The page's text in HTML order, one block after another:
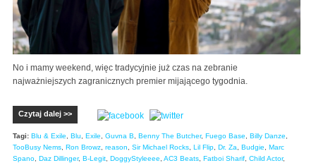
No i mamy weekend, więc tradycyjnie już czas na zebranie
najważniejszych zagranicznych premier mijającego tygodnia.
Czytaj dalej >>
Tagi: Blu & Exile Blu Exile Guvna B Benny The Butcher, Fuego Base Billy Danze
TooBusy Nems Ron Browz reason Sir Michael Rocks Lil Flip Dr. Za Budgie
Marc
Spano Daz Dillinger, B-Legit DoggyStyleeee AC3 Beats Fatboi Sharif Child Actor,